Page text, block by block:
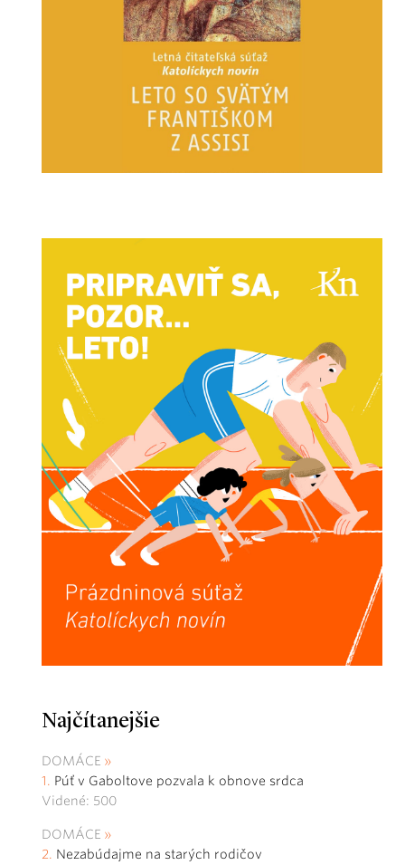
Najčítanejšie
DOMÁCE
Púť v Gaboltove pozvala k obnove srdca
Videné: 500
DOMÁCE
Nezabúdajme na starých rodičov